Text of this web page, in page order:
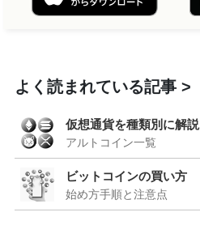
よく読まれている記事
仮想通貨を種類別に解説
アルトコイン一覧
ビットコインの買い方
始め方手順と注意点